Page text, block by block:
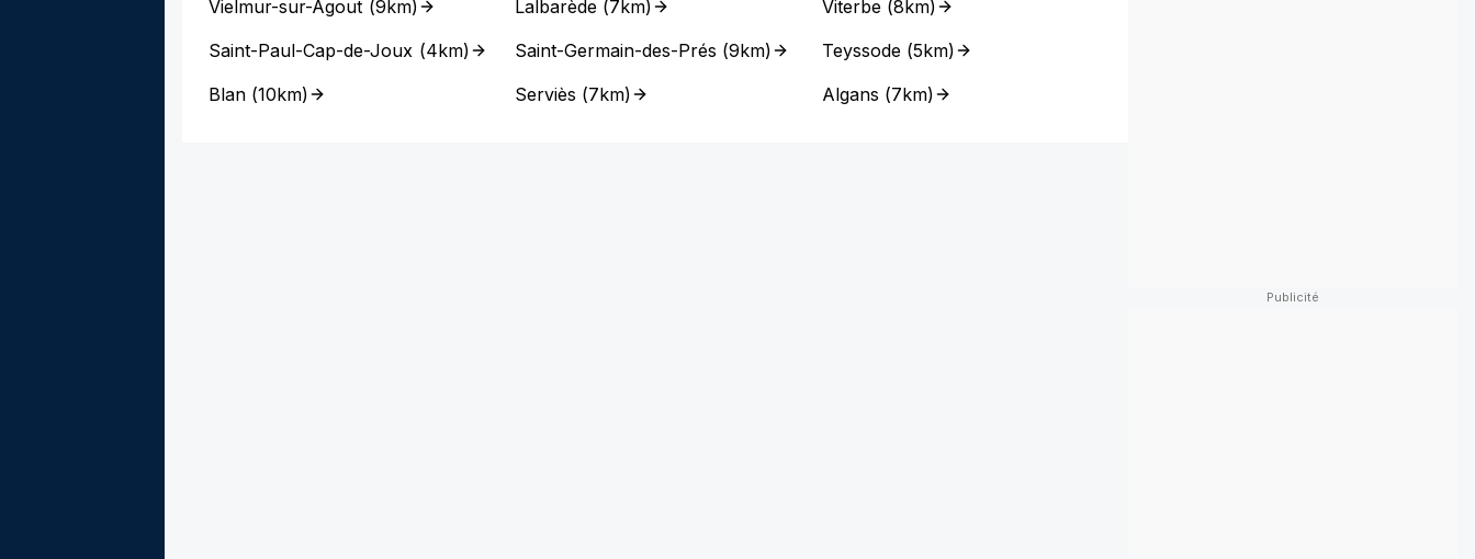
Vielmur-sur-Agout (9km)
Saint-Paul-Cap-de-Joux (4km)
Blan (10km)
Lalbarède (7km)
Saint-Germain-des-Prés (9km)
Serviès (7km)
Viterbe(8km)
Teyssode(5km)
Algans (7km)